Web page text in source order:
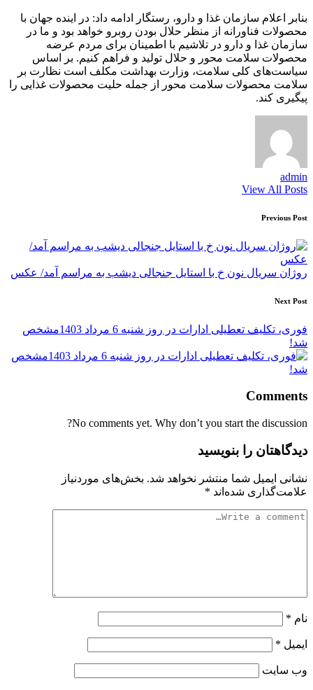
بنابر اعلام سازمان غذا و دارو، رستگار ادامه داد: در اینده جهان با
محصولات فناورانه از منظر حلال بودن روبرو خواهد بود و ما در
سازمان غذا و دارو در تلاشیم با اطمینان برای مردم عرضه
محصولات سلامت محور و حلال تولید و فراهم کنیم. بر اساس
سیاست‌های کلی سلامت، وزارت بهداشت مکلف است نظارت بر
سلامت محصولات سلامت محور از جمله حلیت محصولات غذایی را
پیگیری کند.
admin
View All Posts
Post
navigation
Previous Post
روژان سریال نون خ با استایل جنجالی دیشب به مراسم آمد/ عکس
Next Post
فوری، تکلیف تعطیلی ادارات در روز شنبه 6 مرداد 1403مشخص
شد!
Comments
No comments yet. Why don’t you start the discussion?
دیدگاهتان را بنویسید
نشانی ایمیل شما منتشر نخواهد شد. بخش‌های موردنیاز
علامت‌گذاری شده‌اند *
نام *
ایمیل *
وب‌ سایت